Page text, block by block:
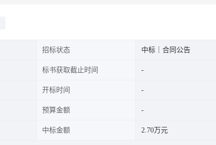
招标状态 中标｜合同公告
标书获取截止时间
开标时间
预算金额
中标金额 2.70万元